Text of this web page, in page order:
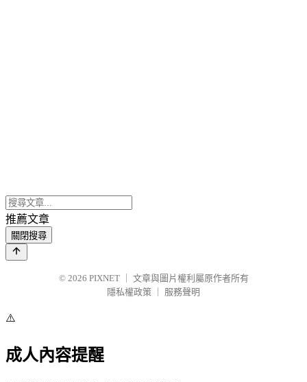
推薦文章
關閉搜尋
© 2026 PIXNET
文章與圖片權利屬原作者所有
隱私權政策
服務聲明
⚠️
成人內容提醒